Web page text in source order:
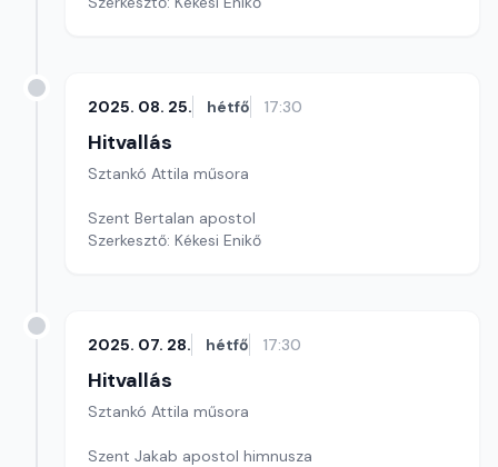
2025. 08. 25. hétfő 17:30
Hitvallás
Sztankó Attila műsora
Szent Bertalan apostol
Szerkesztő: Kékesi Enikő
2025. 07. 28. hétfő 17:30
Hitvallás
Sztankó Attila műsora
Szent Jakab apostol himnusza